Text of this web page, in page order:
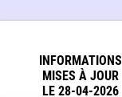
INFORMATIONS
MISES À JOUR
LE 28-04-2026